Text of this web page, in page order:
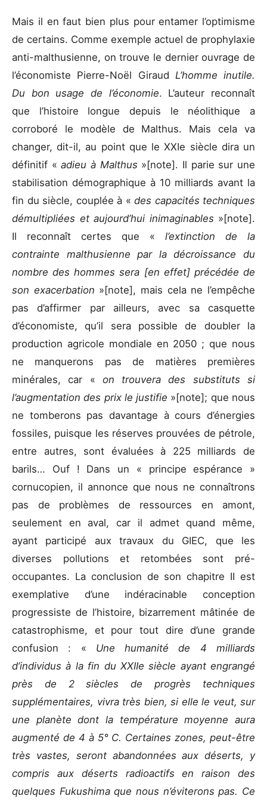
Mais il en faut bien plus pour entamer l’optimisme
de certains. Comme exemple actuel de prophylaxie
anti-malthusienne, on trouve le dernier ouvrage de
l’économiste Pierre-Noël Giraud L’homme inutile.
Du bon usage de l’économie. L’auteur reconnaît
que l’histoire longue depuis le néolithique a
corroboré le modèle de Malthus. Mais cela va
changer, dit-il, au point que le XXIe siècle dira un
définitif «adieu à Malthus »[note]. Il parie sur une
stabilisation démographique à 10 milliards avant la
fin du siècle, couplée à « des capacités techniques
démultipliées et aujourd’hui inimaginables »[note].
Il reconnaît certes que « l’extinction de la
contrainte malthusienne par la décroissance du
nombre des hommes sera [en effet] précédée de
son exacerbation »[note], mais cela ne l’empêche
pas d’affirmer par ailleurs, avec sa casquette
d’économiste, qu’il sera possible de doubler la
production agricole mondiale en 2050 ; que nous
ne manquerons pas de matières premières
minérales, car « on trouvera des substituts si
l’augmentation des prix le justifie »[note]; que nous
ne tomberons pas davantage à cours d’énergies
fossiles, puisque les réserves prouvées de pétrole,
entre autres, sont évaluées à 225 milliards de
barils… Ouf ! Dans un « principe espérance »
cornucopien, il annonce que nous ne connaîtrons
pas de problèmes de ressources en amont,
seulement en aval, car il admet quand même,
ayant participé aux travaux du GIEC, que les
diverses pollutions et retombées sont pré-
occupantes. La conclusion de son chapitre II est
exemplative d’une indéracinable conception
progressiste de l’histoire, bizarrement mâtinée de
catastrophisme, et pour tout dire d’une grande
confusion : « Une humanité de 4 milliards
d’individus à la fin du XXIIe siècle ayant engrangé
près de 2 siècles de progrès techniques
supplémentaires, vivra très bien, si elle le veut, sur
une planète dont la température moyenne aura
augmenté de 4 à 5° C. Certaines zones, peut-être
très vastes, seront abandonnées aux déserts, y
compris aux déserts radioactifs en raison des
quelques Fukushima que nous n’éviterons pas. Ce